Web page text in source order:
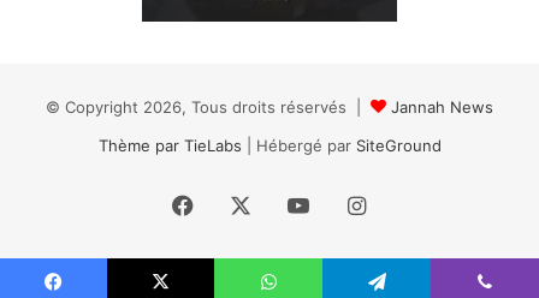
© Copyright 2026, Tous droits réservés |
Jannah News
Thème par TieLabs | Hébergé par SiteGround
Facebook YouTubeInstagram